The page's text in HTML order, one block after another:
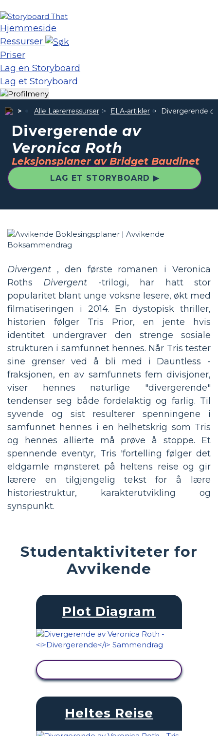
Hjemmeside
Ressurser
Priser
Lag en Storyboard
Lag et Storyboard
Alle Lærerressurser ELA-artikler Divergerende
Divergerende av
Veronica Roth
Leksjonsplaner av Bridget Baudinet
LAG ET STORYBOARD ▶
Divergent , den første romanen i Veronica
Roths Divergent -trilogi, har hatt stor
popularitet blant unge voksne lesere, økt med
filmatiseringen i 2014. En dystopisk thriller,
historien følger Tris Prior, en jente hvis
identitet undergraver den strenge sosiale
strukturen i samfunnet hennes. Når Tris tester
sine grenser ved å bli med i Dauntless -
fraksjonen, en av samfunnets fem divisjoner,
viser hennes naturlige "divergerende"
tendenser seg både fordelaktig og farlig. Til
syvende og sist resulterer spenningene i
samfunnet hennes i en helhetskrig som Tris
og hennes allierte må prøve å stoppe. Et
spennende eventyr, Tris 'fortelling følger det
eldgamle mønsteret på heltens reise og gir
lærere en tilgjengelig tekst for å lære
historiestruktur, karakterutvikling og
synspunkt.
Studentaktiviteter for
Avvikende
Plot Diagram
Heltes Reise